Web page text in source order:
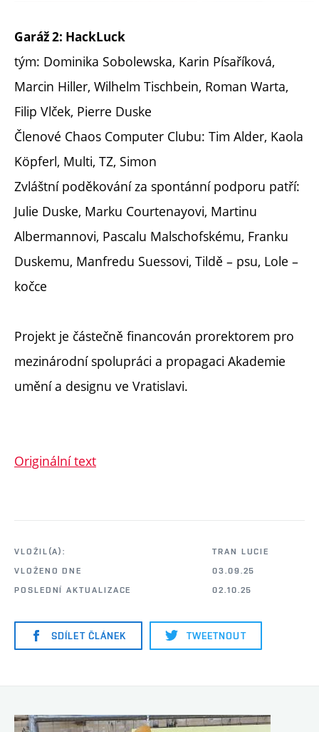
Garáž 2: HackLuck
tým: Dominika Sobolewska, Karin Písaříková,
Marcin Hiller, Wilhelm Tischbein, Roman Warta,
Filip Vlček, Pierre Duske
Členové Chaos Computer Clubu: Tim Alder, Kaola
Köpferl, Multi, TZ, Simon
Zvláštní poděkování za spontánní podporu patří:
Julie Duske, Marku Courtenayovi, Martinu
Albermannovi, Pascalu Malschofskému, Franku
Duskemu, Manfredu Suessovi, Tildě – psu, Lole –
kočce
Projekt je částečně financován prorektorem pro
mezinárodní spolupráci a propagaci Akademie
umění a designu ve Vratislavi.
Originální text
VLOŽIL(A):
TRAN LUCIE
VLOŽENO DNE
03.09.25
POSLEDNÍ AKTUALIZACE
02.10.25
SDÍLET ČLÁNEK TWEETNOUT